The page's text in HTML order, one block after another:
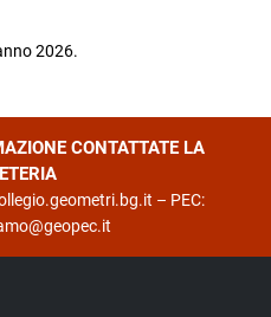
2026.
CONTATTATE LA
– PEC: